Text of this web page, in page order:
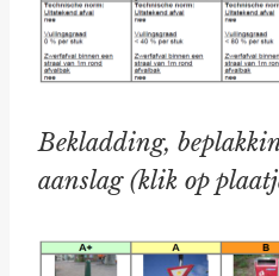
Bekladding,
aanslag (klik op